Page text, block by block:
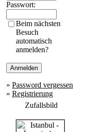
Passwort:
Beim nächsten
Besuch
automatisch
anmelden?
» Password vergessen
» Registrierung
Zufallsbild